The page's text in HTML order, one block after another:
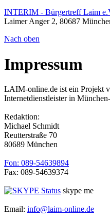
INTERIM - Bürgertreff Laim
Laimer Anger 2, 80687
Nach oben
Impressum
LAIM-online.de ist ein Projekt
Internetdienstleister in
Redaktion:
Michael Schmidt
Reutterstraße 70
80689 München
Fon: 089-54639894
Fax: 089-54639374
skype me
Email: info@laim-online.de